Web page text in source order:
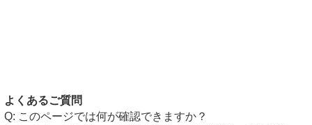
よくあるご質問
このページでは何が確認できますか？